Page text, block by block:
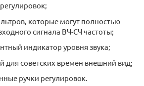
которые могут полностью
сигнала ВЧ-СЧ частоты;
индикатор уровня звука;
для советских времен внешний вид;
ручки регулировок.